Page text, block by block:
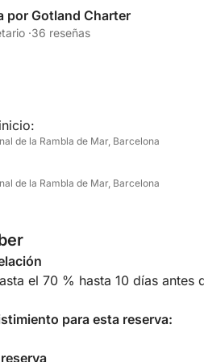
cuenta con una extensa
una copa de cava de
con otros extras que
directamente con nosotros, los
por Gotland Charter
·36 reseñas
de la Rambla de Mar, Barcelona
de la Rambla de Mar, Barcelona
el 70 % hasta 10 días
para esta reserva: